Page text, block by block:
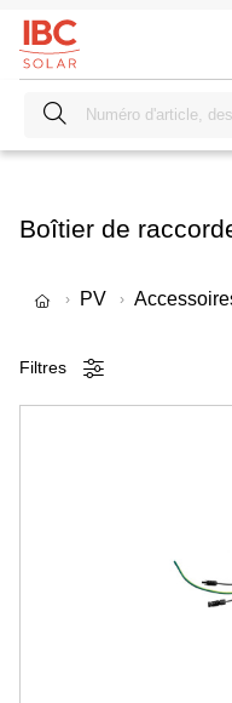
Boîtier de
PV
Filtres